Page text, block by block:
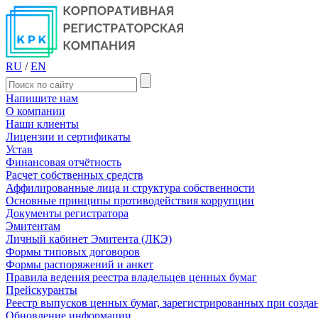
RU / EN
Напишите нам
О компании
Наши клиенты
Лицензии и сертификаты
Устав
Финансовая отчётность
Расчет собственных средств
Аффилированные лица и структура собственности
Основные принципы противодействия коррупции
Документы регистратора
Эмитентам
Личный кабинет Эмитента (ЛКЭ)
Формы типовых договоров
Формы распоряжений и анкет
Правила ведения реестра владельцев ценных бумаг
Прейскуранты
Реестр выпусков ценных бумаг, зарегистрированных при
Обновление информации